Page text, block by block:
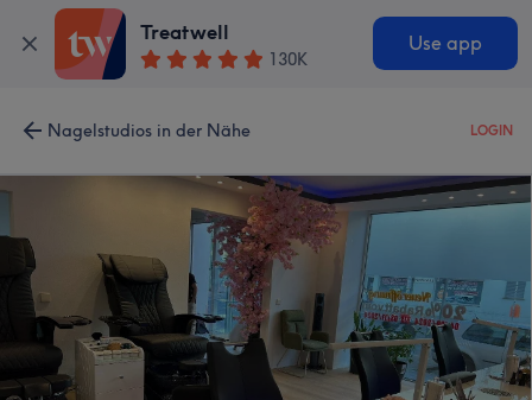
Treatwell
130K
Use app
Nagelstudios in der Nähe LOGIN